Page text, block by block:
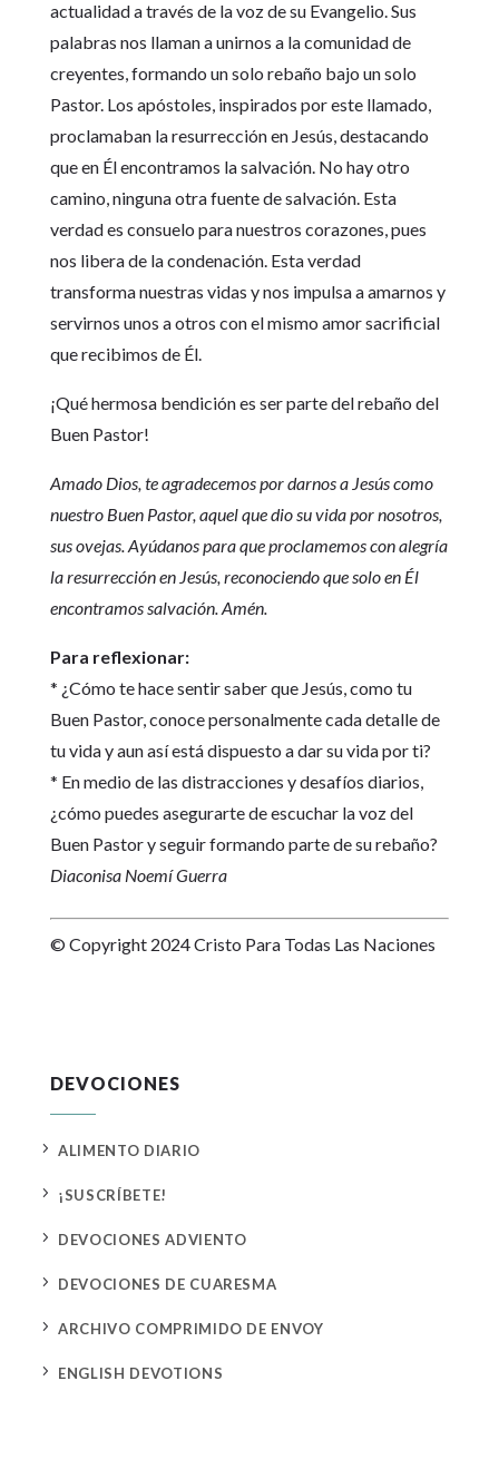
actualidad a través de la voz de su Evangelio. Sus
palabras nos llaman a unirnos a la comunidad de
creyentes, formando un solo rebaño bajo un solo
Pastor. Los apóstoles, inspirados por este llamado,
proclamaban la resurrección en Jesús, destacando
que en Él encontramos la salvación. No hay otro
camino, ninguna otra fuente de salvación. Esta
verdad es consuelo para nuestros corazones, pues
nos libera de la condenación. Esta verdad
transforma nuestras vidas y nos impulsa a amarnos y
servirnos unos a otros con el mismo amor sacrificial
que recibimos de Él.
¡Qué hermosa bendición es ser parte del rebaño del
Buen Pastor!
Amado Dios, te agradecemos por darnos a Jesús como
nuestro Buen Pastor, aquel que dio su vida por nosotros,
sus ovejas. Ayúdanos para que proclamemos con alegría
la resurrección en Jesús, reconociendo que solo en Él
encontramos salvación. Amén.
Para reflexionar:
* ¿Cómo te hace sentir saber que Jesús, como tu
Buen Pastor, conoce personalmente cada detalle de
tu vida y aun así está dispuesto a dar su vida por ti?
* En medio de las distracciones y desafíos diarios,
¿cómo puedes asegurarte de escuchar la voz del
Buen Pastor y seguir formando parte de su rebaño?
Diaconisa Noemí Guerra
© Copyright 2024 Cristo Para Todas Las Naciones
DEVOCIONES
5 ALIMENTO DIARIO
5 ¡SUSCRÍBETE!
5 DEVOCIONES ADVIENTO
5 DEVOCIONES DE CUARESMA
5 ARCHIVO COMPRIMIDO DE ENVOY
5 ENGLISH DEVOTIONS